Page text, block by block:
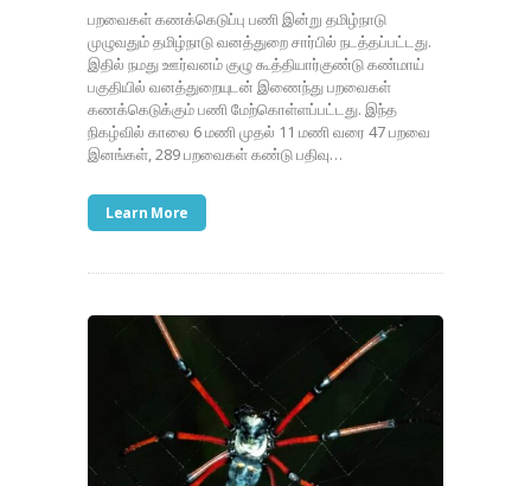
பறவைகள் கணக்கெடுப்பு பணி இன்று தமிழ்நாடு
முழுவதும் தமிழ்நாடு வனத்துறை சார்பில் நடத்தப்பட்டது.
இதில் நமது ஊர்வனம் குழு கூத்தியார்குண்டு கண்மாய்
பகுதியில் வனத்துறையுடன் இணைந்து பறவைகள்
கணக்கெடுக்கும் பணி மேற்கொள்ளப்பட்டது. இந்த
நிகழ்வில் காலை 6 மணி முதல் 11 மணி வரை 47 பறவை
இனங்கள், 289 பறவைகள் கண்டு பதிவு…
Learn More